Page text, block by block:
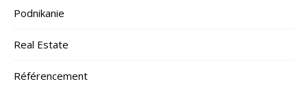
Podnikanie
Real Estate
Référencement